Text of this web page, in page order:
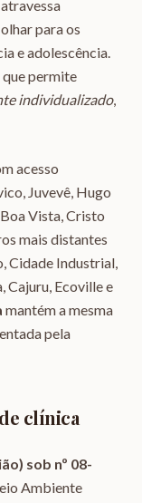
para os
e adolescência.
permite
individualizado,
acesso
Juvevê, Hugo
Vista, Cristo
mais distantes
Cidade Industrial,
Cajuru, Ecoville e
mantém a mesma
pela
clínica
sob nº 08-
Ambiente